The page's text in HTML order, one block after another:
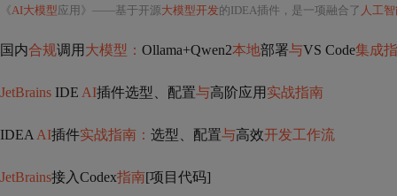
《AI大模型应用》——基于开源大模型开发的IDEA插件，是一项融合了 人工
国内合规调用 大模型： Ollama+Qwen2本地部署与VS Code集成
JetBrains IDE AI插件选型、配置与高阶应用 实战指南
IDEA AI插件实战指南： 选型、配置与高效开发工作流
JetBrains接入Codex指南[项目代码]